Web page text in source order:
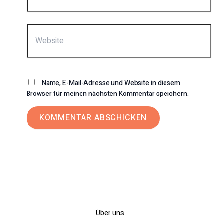
Website
Name, E-Mail-Adresse und Website in diesem
Browser für meinen nächsten Kommentar speichern.
Über uns